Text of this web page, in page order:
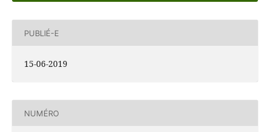
PUBLIÉ-E
15-06-2019
NUMÉRO